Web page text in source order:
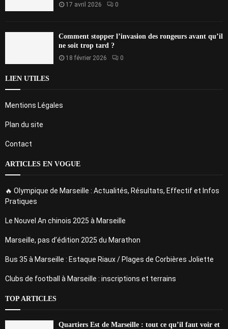
17 avril 2026 0
Comment stopper l’invasion des rongeurs avant qu’il
ne soit trop tard ?
18 février 2026 0
LIEN UTILES
Mentions Légales
Plan du site
Contact
ARTICLES EN VOGUE
🔥 Olympique de Marseille : Actualités, Résultats, Effectif et Infos
Pratiques
Le Nouvel An chinois 2025 à Marseille
Marseille, pas d’édition 2025 du Marathon
Bus 35 à Marseille : Estaque Riaux / Plages de Corbières Joliette
Clubs de football à Marseille : inscriptions et terrains
TOP ARTICLES
Quartiers Est de Marseille : tout ce qu’il faut voir et